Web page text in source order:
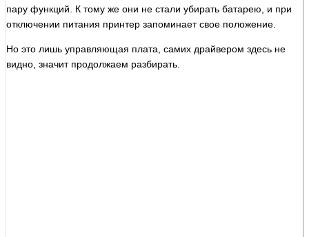
пару функций. К тому же они не стали убирать батарею, и при
отключении питания принтер запоминает свое положение.
Но это лишь управляющая плата, самих драйвером здесь не
видно, значит продолжаем разбирать.